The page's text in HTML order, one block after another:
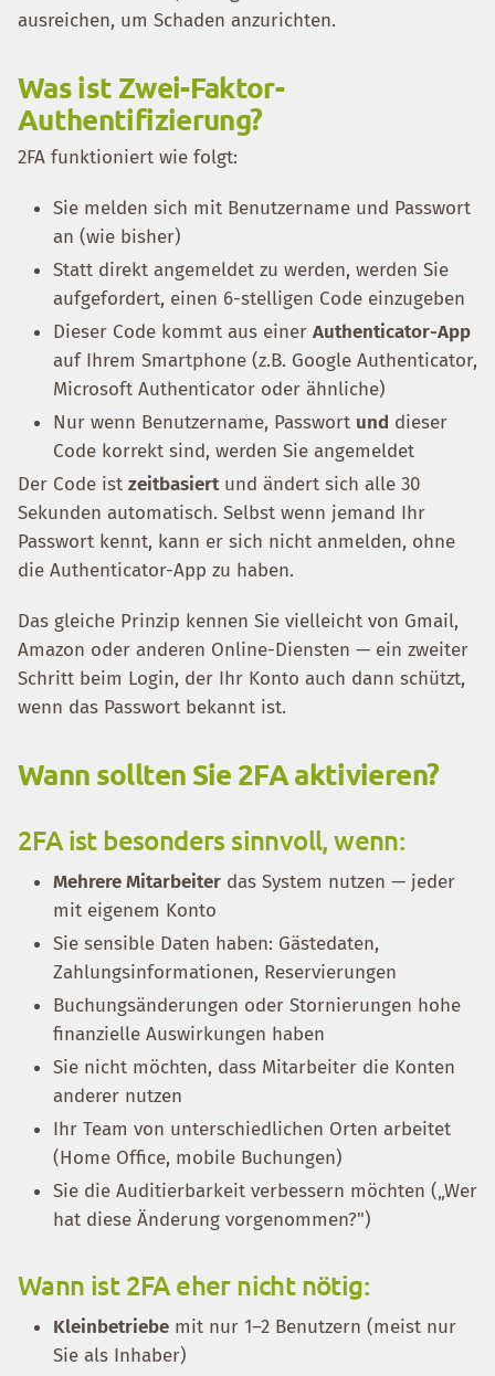
ausreichen, um Schaden anzurichten.
Was ist Zwei-Faktor-
Authentifizierung?
2FA funktioniert wie folgt:
Sie melden sich mit Benutzername und Passwort
an (wie bisher)
Statt direkt angemeldet zu werden, werden Sie
aufgefordert, einen 6-stelligen Code einzugeben
Dieser Code kommt aus einer Authenticator-App
auf Ihrem Smartphone (z.B. Google Authenticator,
Microsoft Authenticator oder ähnliche)
Nur wenn Benutzername, Passwort und dieser
Code korrekt sind, werden Sie angemeldet
Der Code ist zeitbasiertund ändert sich alle 30
Sekunden automatisch. Selbst wenn jemand Ihr
Passwort kennt, kann er sich nicht anmelden, ohne
die Authenticator-App zu haben.
Das gleiche Prinzip kennen Sie vielleicht von Gmail,
Amazon oder anderen Online-Diensten — ein zweiter
Schritt beim Login, der Ihr Konto auch dann schützt,
wenn das Passwort bekannt ist.
Wann sollten Sie 2FA aktivieren?
2FA ist besonders sinnvoll, wenn:
Mehrere Mitarbeiter das System nutzen — jeder
mit eigenem Konto
Sie sensible Daten haben: Gästedaten,
Zahlungsinformationen, Reservierungen
Buchungsänderungen oder Stornierungen hohe
finanzielle Auswirkungen haben
Sie nicht möchten, dass Mitarbeiter die Konten
anderer nutzen
Ihr Team von unterschiedlichen Orten arbeitet
(Home Office, mobile Buchungen)
Sie die Auditierbarkeit verbessern möchten („Wer
hat diese Änderung vorgenommen?")
Wann ist 2FA eher nicht nötig:
Kleinbetriebe mit nur 1–2 Benutzern (meist nur
Sie als Inhaber)